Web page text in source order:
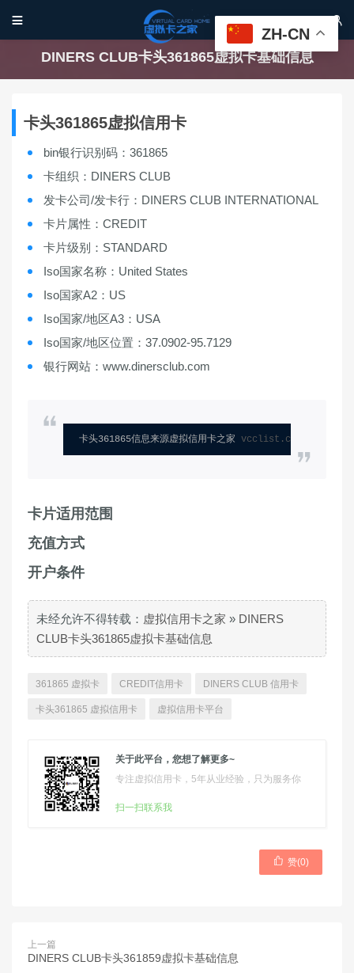
 
DINERS CLUB卡头361865虚拟卡基础信息
卡头361865虚拟信用卡
bin银行识别码：361865
卡组织：DINERS CLUB
发卡公司/发卡行：DINERS CLUB INTERNATIONAL
卡片属性：CREDIT
卡片级别：STANDARD
Iso国家名称：United States
Iso国家A2：US
Iso国家/地区A3：USA
Iso国家/地区位置：37.0902-95.7129
银行网站：www.dinersclub.com
卡头361865信息来源虚拟信用卡之家 vcclist.com
卡片适用范围
充值方式
开户条件
未经允许不得转载： 虚拟信用卡之家 » DINERS
CLUB卡头361865虚拟卡基础信息
361865 虚拟卡 CREDIT信用卡 DINERS CLUB 信用卡
卡头361865 虚拟信用卡 虚拟信用卡平台
关于此平台，您想了解更多~
专注虚拟信用卡，5年从业经验，只为服务你
扫一扫联系我
 赞(0)
上一篇
DINERS CLUB卡头361859虚拟卡基础信息
ZH-CN